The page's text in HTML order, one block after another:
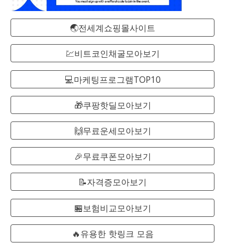
🌏전세계쇼핑몰사이트
💹비트코인채굴모아보기
💻마케팅프로그램TOP10
🎁쿠팡핫딜모아보기
🙌무료운세모아보기
🎉무료쿠폰모아보기
📝자격증모아보기
🏪보험비교모아보기
🔥유용한 핫링크 모음